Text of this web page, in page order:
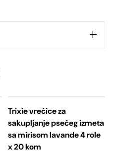
Trixie vrećice za
sakupljanje psećeg izmeta
sa mirisom lavande 4 role
x 20 kom